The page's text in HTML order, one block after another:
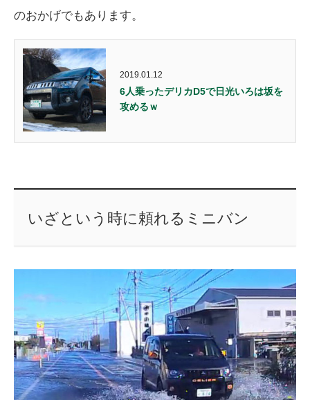
のおかげでもあります。
2019.01.12
6人乗ったデリカD5で日光いろは坂を
攻めるｗ
いざという時に頼れるミニバン